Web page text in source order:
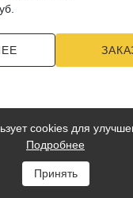
cookies для
Подробнее
Принять